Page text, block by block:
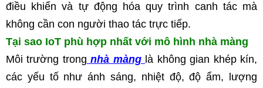
điều khiển và tự động hóa quy trình canh tác mà
không cần con người thao tác trực tiếp.
Tại sao IoT phù hợp nhất với mô hình nhà màng
Môi trường trong nhà màng là không gian khép kín,
các yếu tố như ánh sáng, nhiệt độ, độ ẩm, lượng